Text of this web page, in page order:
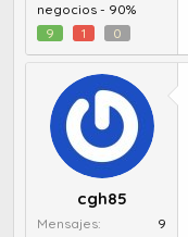
negocios - 90%
9
1 0
cgh85
Mensajes
9